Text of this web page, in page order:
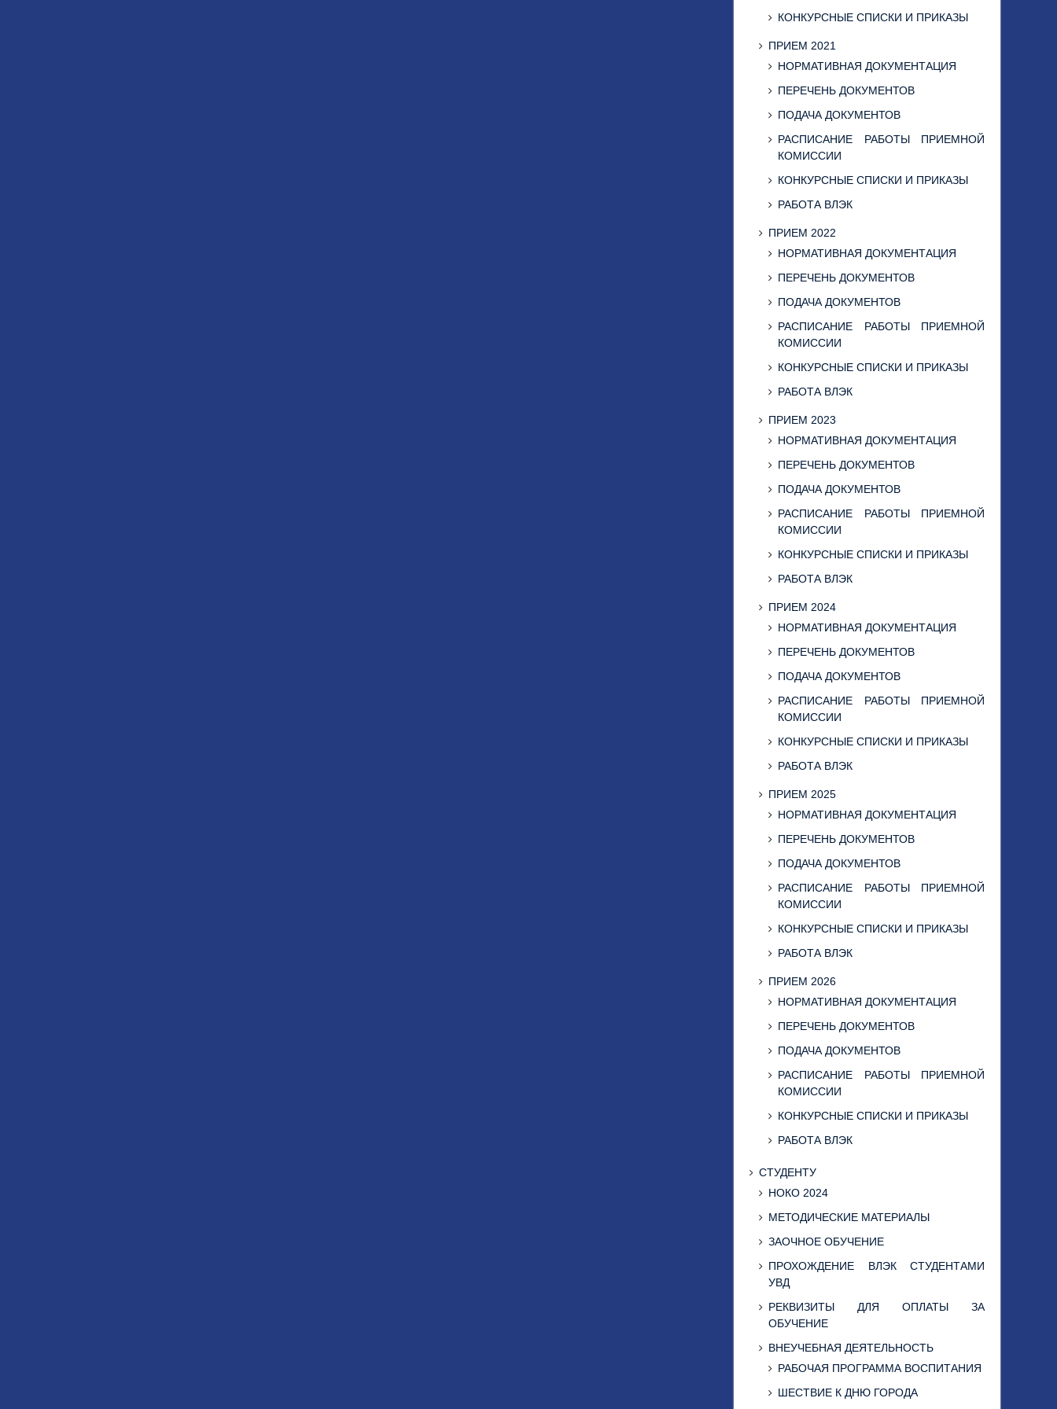
КОНКУРСНЫЕ СПИСКИ И ПРИКАЗЫ
ПРИЕМ 2021
НОРМАТИВНАЯ ДОКУМЕНТАЦИЯ
ПЕРЕЧЕНЬ ДОКУМЕНТОВ
ПОДАЧА ДОКУМЕНТОВ
РАСПИСАНИЕ РАБОТЫ ПРИЕМНОЙ
КОМИССИИ
КОНКУРСНЫЕ СПИСКИ И ПРИКАЗЫ
РАБОТА ВЛЭК
ПРИЕМ 2022
НОРМАТИВНАЯ ДОКУМЕНТАЦИЯ
ПЕРЕЧЕНЬ ДОКУМЕНТОВ
ПОДАЧА ДОКУМЕНТОВ
РАСПИСАНИЕ РАБОТЫ ПРИЕМНОЙ
КОМИССИИ
КОНКУРСНЫЕ СПИСКИ И ПРИКАЗЫ
РАБОТА ВЛЭК
ПРИЕМ 2023
НОРМАТИВНАЯ ДОКУМЕНТАЦИЯ
ПЕРЕЧЕНЬ ДОКУМЕНТОВ
ПОДАЧА ДОКУМЕНТОВ
РАСПИСАНИЕ РАБОТЫ ПРИЕМНОЙ
КОМИССИИ
КОНКУРСНЫЕ СПИСКИ И ПРИКАЗЫ
РАБОТА ВЛЭК
ПРИЕМ 2024
НОРМАТИВНАЯ ДОКУМЕНТАЦИЯ
ПЕРЕЧЕНЬ ДОКУМЕНТОВ
ПОДАЧА ДОКУМЕНТОВ
РАСПИСАНИЕ РАБОТЫ ПРИЕМНОЙ
КОМИССИИ
КОНКУРСНЫЕ СПИСКИ И ПРИКАЗЫ
РАБОТА ВЛЭК
ПРИЕМ 2025
НОРМАТИВНАЯ ДОКУМЕНТАЦИЯ
ПЕРЕЧЕНЬ ДОКУМЕНТОВ
ПОДАЧА ДОКУМЕНТОВ
РАСПИСАНИЕ РАБОТЫ ПРИЕМНОЙ
КОМИССИИ
КОНКУРСНЫЕ СПИСКИ И ПРИКАЗЫ
РАБОТА ВЛЭК
ПРИЕМ 2026
НОРМАТИВНАЯ ДОКУМЕНТАЦИЯ
ПЕРЕЧЕНЬ ДОКУМЕНТОВ
ПОДАЧА ДОКУМЕНТОВ
РАСПИСАНИЕ РАБОТЫ ПРИЕМНОЙ
КОМИССИИ
КОНКУРСНЫЕ СПИСКИ И ПРИКАЗЫ
РАБОТА ВЛЭК
СТУДЕНТУ
НОКО 2024
МЕТОДИЧЕСКИЕ МАТЕРИАЛЫ
ЗАОЧНОЕ ОБУЧЕНИЕ
ПРОХОЖДЕНИЕ ВЛЭК СТУДЕНТАМИ
УВД
РЕКВИЗИТЫ ДЛЯ ОПЛАТЫ ЗА
ОБУЧЕНИЕ
ВНЕУЧЕБНАЯ ДЕЯТЕЛЬНОСТЬ
РАБОЧАЯ ПРОГРАММА ВОСПИТАНИЯ
ШЕСТВИЕ К ДНЮ ГОРОДА